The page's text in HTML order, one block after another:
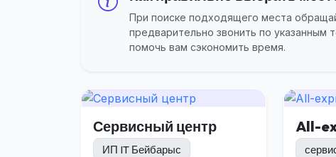
При поиске подходящего места
предварительно звонить по
помочь вам сэкономить время.
Сервисный центр
ИП IT Бейбарыс
All-